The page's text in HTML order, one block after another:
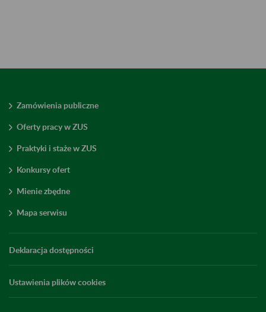
Zamówienia publiczne
Oferty pracy w ZUS
Praktyki i staże w ZUS
Konkursy ofert
Mienie zbędne
Mapa serwisu
Deklaracja dostępności
Ustawienia plików cookies